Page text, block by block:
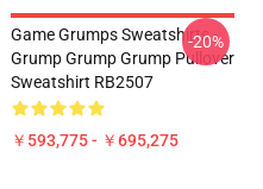
Game Grumps Sweatshirts -
Grump Grump Grump Pullover
Sweatshirt RB2507
￥593,775 - ￥695,275
-20%